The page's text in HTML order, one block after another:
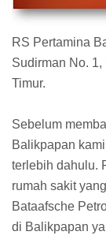
RS Pertamina
Sudirman No.
Timur.
Sebelum
Balikpapan
terlebih dahulu.
rumah sakit
Bataafsche
di Balikpapan